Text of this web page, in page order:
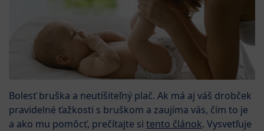
Bolesť bruška a neutíšiteľný plač. Ak má aj váš drobček
pravidelné ťažkosti s bruškom a zaujíma vás, čím to je
a ako mu pomôcť, prečítajte si tento článok. Vysvetľuje